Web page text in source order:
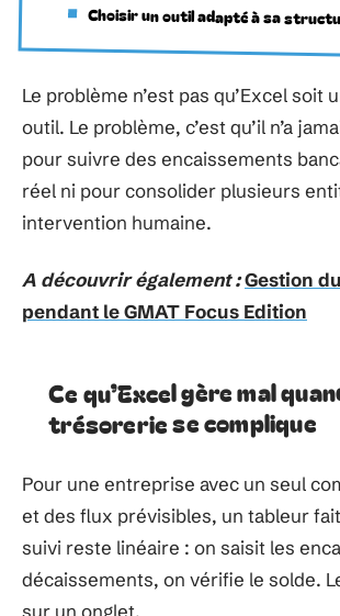
Choisir un outil adapté à sa
Le problème n’est pas qu’Excel soit
outil. Le problème, c’est qu’il n’a
pour suivre des encaissements
réel ni pour consolider plusieurs
intervention humaine.
A découvrir également :Gestion
pendant le GMAT Focus Edition
Ce qu’Excel gère mal
trésorerie se complique
Pour une entreprise avec un seul
et des flux prévisibles, un tableur
suivi reste linéaire : on saisit les
décaissements, on vérifie le solde.
sur un onglet.